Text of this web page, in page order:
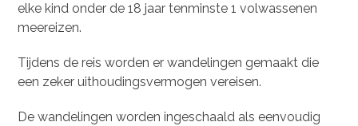
elke kind onder de 18 jaar tenminste 1 volwassenen
meereizen.
Tijdens de reis worden er wandelingen gemaakt die
een zeker uithoudingsvermogen vereisen.
De wandelingen worden ingeschaald als eenvoudig